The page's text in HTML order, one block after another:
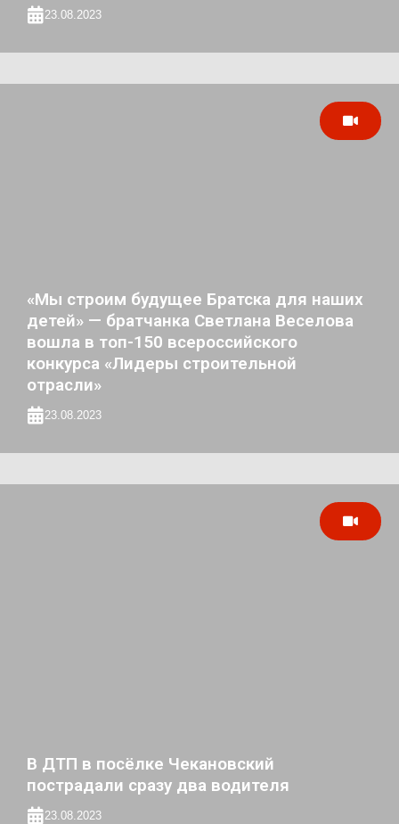
23.08.2023
«Мы строим будущее Братска для наших
детей» — братчанка Светлана Веселова
вошла в топ-150 всероссийского
конкурса «Лидеры строительной
отрасли»
23.08.2023
В ДТП в посёлке Чекановский
пострадали сразу два водителя
23.08.2023